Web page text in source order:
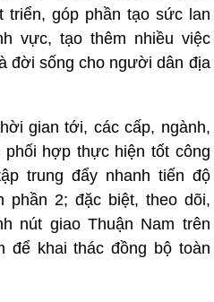
triển, góp phần tạo sức lan
vực, tạo thêm nhiều việc
đời sống cho người dân địa
gian tới, các cấp, ngành,
hợp thực hiện tốt công
trung đẩy nhanh tiến độ
phần 2; đặc biệt, theo dõi,
nút giao Thuận Nam trên
để khai thác đồng bộ toàn